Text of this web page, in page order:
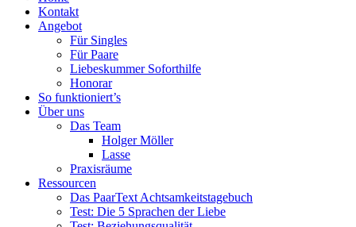
Inhalt
springen
PaarText
Coaching
Kontakt
Angebot
Für Singles
Für Paare
Liebeskummer Soforthilfe
Honorar
So funktioniert’s
Über uns
Das Team
Holger Möller
Lasse
Praxisräume
Ressourcen
Das PaarText Achtsamkeitstagebuch
Test: Die 5 Sprachen der Liebe